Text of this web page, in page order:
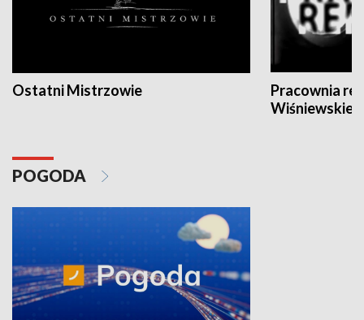
Ostatni Mistrzowie
Pracownia
POGODA